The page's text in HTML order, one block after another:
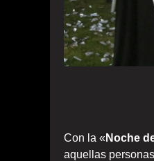
Con la « Noche
aquellas